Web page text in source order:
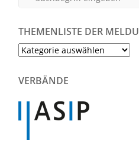
THEMENLISTE DER
Themenliste
Meldungen
VERBÄNDE